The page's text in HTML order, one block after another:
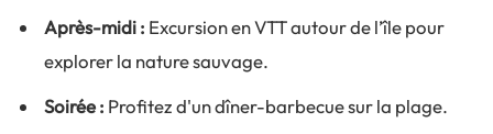
Après-midi : Excursion en VTT autour de l’île pour
explorer la nature sauvage.
Soirée : Profitez d'un dîner-barbecue sur la plage.